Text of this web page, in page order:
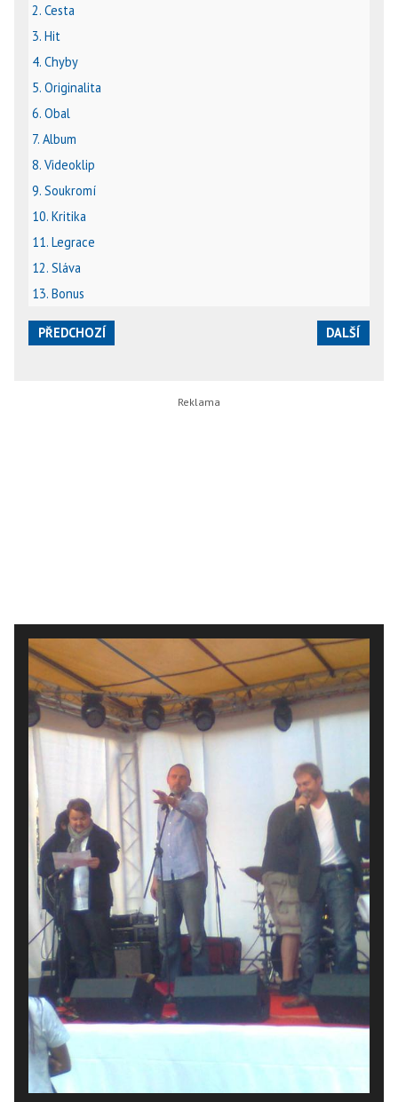
2. Cesta
3. Hit
4. Chyby
5. Originalita
6. Obal
7. Album
8. Videoklip
9. Soukromí
10. Kritika
11. Legrace
12. Sláva
13. Bonus
PŘEDCHOZÍ DALŠÍ